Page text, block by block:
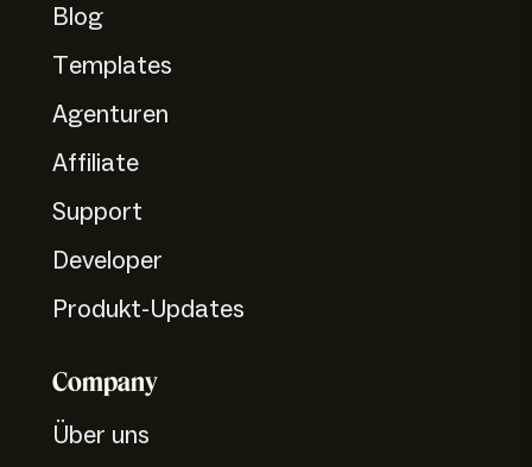
Blog
Templates
Agenturen
Affiliate
Support
Developer
Produkt-Updates
Company
Über uns